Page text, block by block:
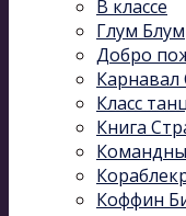
В классе
Глум Блум
Добро
Карнавал
Класс
Книга
Коффин